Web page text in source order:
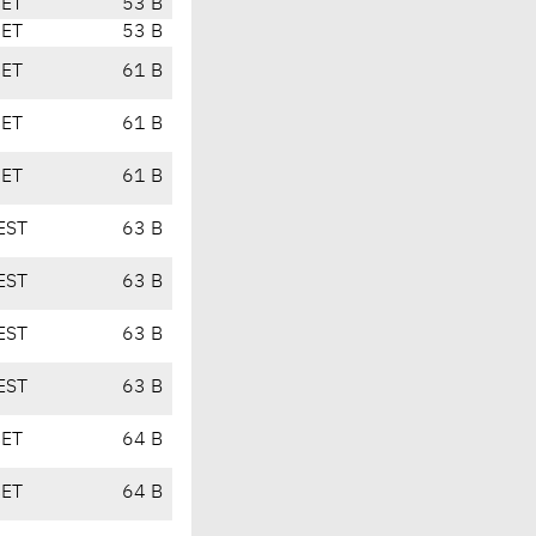
53 B
53 B
61 B
61 B
61 B
63 B
63 B
63 B
63 B
64 B
64 B